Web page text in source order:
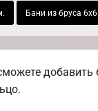
Бани из бруса 6х6
добавить